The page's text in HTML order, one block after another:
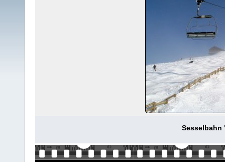
Sesselbahn